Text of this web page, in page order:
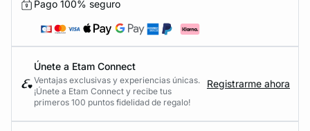
Pago 100% seguro
Únete a Etam Connect
Ventajas exclusivas y experiencias únicas.
¡Únete a Etam Connect y recibe tus
primeros 100 puntos fidelidad de regalo!
Registrarme ahora